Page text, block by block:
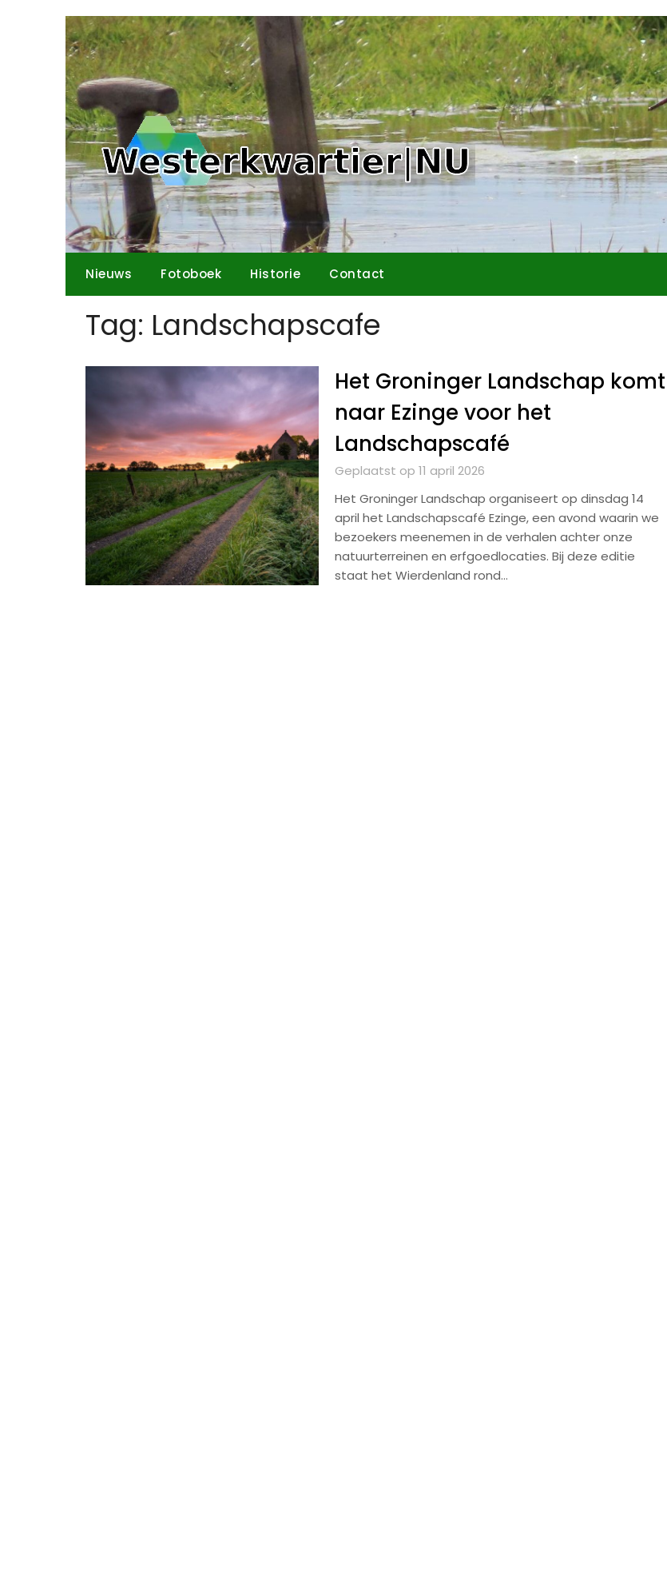
Nieuws Fotoboek Historie Contact
Tag: Landschapscafe
Het Groninger Landschap komt
naar Ezinge voor het
Landschapscafé
Geplaatst op 11 april 2026
Het Groninger Landschap organiseert op dinsdag 14
april het Landschapscafé Ezinge, een avond waarin we
bezoekers meenemen in de verhalen achter onze
natuurterreinen en erfgoedlocaties. Bij deze editie
staat het Wierdenland rond…